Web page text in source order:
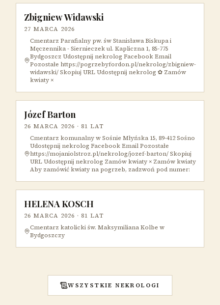
Zbigniew Widawski
27 MARCA 2026
Cmentarz Parafialny pw. św Stanisława Biskupa i
Męczennika - Siernieczek ul. Kapliczna 1, 85-775
Bydgoszcz Udostępnij nekrolog Facebook Email
Pozostałe https://pogrzebyfordon.pl/nekrolog/zbigniew-
widawski/ Skopiuj URL Udostępnij nekrolog ✿ Zamów
kwiaty ×
Józef Barton
26 MARCA 2026 · 81 LAT
Cmentarz komunalny w Sośnie Młyńska 15, 89-412 Sośno
Udostępnij nekrolog Facebook Email Pozostałe
https://mojaniolstroz.pl/nekrolog/jozef-barton/ Skopiuj
URL Udostępnij nekrolog Zamów kwiaty × Zamów kwiaty
Aby zamówić kwiaty na pogrzeb, zadzwoń pod numer:
HELENA KOSCH
26 MARCA 2026 · 81 LAT
Cmentarz katolicki św. Maksymiliana Kolbe w
Bydgoszczy
WSZYSTKIE NEKROLOGI